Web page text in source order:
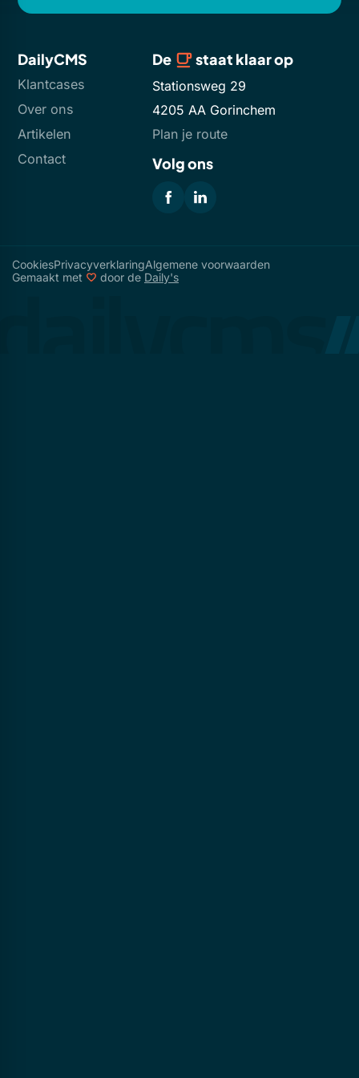
DailyCMS
Klantcases
Over ons
Artikelen
Contact
De staat klaar op
Stationsweg 29
4205 AA Gorinchem
Plan je route
Volg ons
CookiesPrivacyverklaringAlgemene voorwaarden
Gemaakt met
door de Daily's